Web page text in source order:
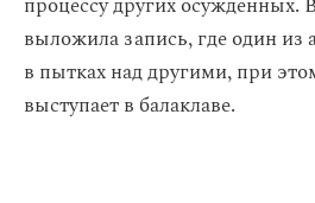
выложила запись, где один из
в пытках над другими, при
выступает в балаклаве.